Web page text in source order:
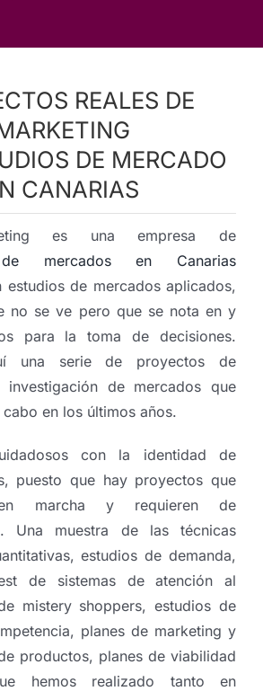
REALES DE
DE MERCADO
CANARIAS
es una empresa de
de mercados en Canarias
estudios de mercados aplicados,
no se ve pero que se nota en y
para la toma de decisiones.
una serie de proyectos de
de mercados que
en los últimos años.
con la identidad de
puesto que hay proyectos que
marcha y requieren de
Una muestra de las técnicas
estudios de demanda,
de sistemas de atención al
mistery shoppers, estudios de
planes de marketing y
productos, planes de viabilidad
hemos realizado tanto en